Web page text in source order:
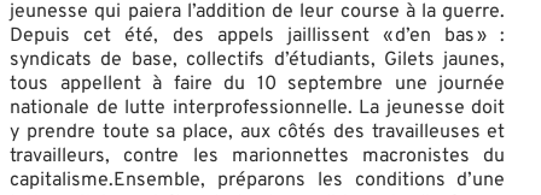
jeunesse qui paiera l’addition de leur course à la guerre.
Depuis cet été, des appels jaillissent « d’en bas » :
syndicats de base, collectifs d’étudiants, Gilets jaunes,
tous appellent à faire du 10 septembre une journée
nationale de lutte interprofessionnelle. La jeunesse doit
y prendre toute sa place, aux côtés des travailleuses et
travailleurs, contre les marionnettes macronistes du
capitalisme.Ensemble, préparons les conditions d’une